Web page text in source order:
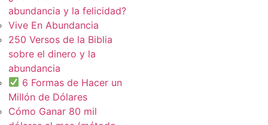
abundancia y la felicidad?
Vive En Abundancia
250 Versos de la Biblia
sobre el dinero y la
abundancia
6 Formas de Hacer un
Millón de Dólares
Cómo Ganar 80 mil